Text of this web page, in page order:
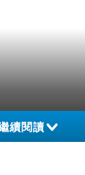
續閱讀